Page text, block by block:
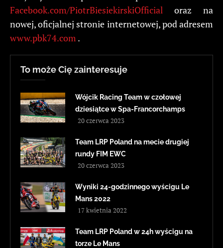
Facebook.com/PiotrBiesiekirskiOfficial oraz na
nowej, oficjalnej stronie internetowej, pod adresem
www.pbk74.com .
To może Cię zainteresuje
Wójcik Racing Team w czołowej
dziesiątce w Spa-Francorchamps
20 czerwca 2023
Team LRP Poland na mecie drugiej
rundy FIM EWC
20 czerwca 2023
Wyniki 24-godzinnego wyścigu Le
Mans 2022
17 kwietnia 2022
Team LRP Poland w 24h wyścigu na
torze Le Mans